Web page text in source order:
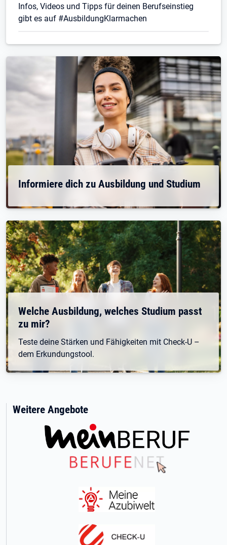
Infos, Videos und Tipps für deinen Berufseinstieg
gibt es auf #AusbildungKlarmachen
Informiere dich zu Ausbildung und Studium
Welche Ausbildung, welches Studium passt
zu mir?
Teste deine Stärken und Fähigkeiten mit Check-U –
dem Erkundungstool.
Weitere Angebote